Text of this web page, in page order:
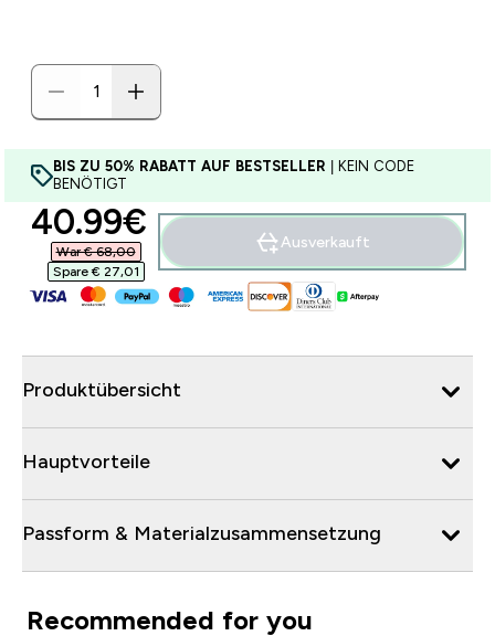
BIS ZU 50% RABATT AUF BESTSELLER | KEIN CODE
BENÖTIGT
discounted price
40.99€‎
War € 68,00‎
Spare € 27,01‎
Ausverkauft
Produktübersicht
Hauptvorteile
Passform & Materialzusammensetzung
Recommended for you